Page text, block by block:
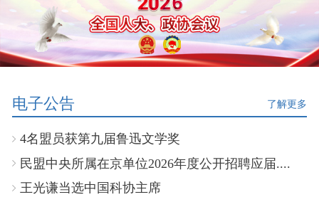
电子公告 了解更多
4名盟员获第九届鲁迅文学奖
民盟中央所属在京单位2026年度公开招聘应届....
王光谦当选中国科协主席